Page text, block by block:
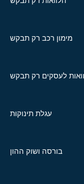
מימון רכב רק תבקש
לעסקים רק תבקש
עגלת תינוקות
בורסה ושוק ההון